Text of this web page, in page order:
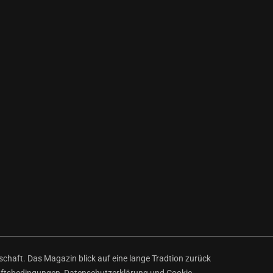
Das Magazin blick auf eine lange Tradtion zurück